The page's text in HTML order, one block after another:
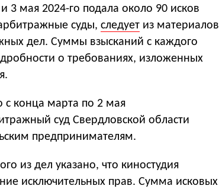
3 мая 2024-го подала около 90 исков
суды, следует из материалов
дел. Суммы взысканий с каждого
о требованиях, изложенных
с конца марта по 2 мая
суд Свердловской области
предпринимателям.
из дел указано, что киностудия
исключительных прав. Сумма исковых